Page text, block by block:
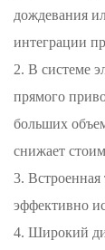
дождевания
интеграции
2. В системе
прямого
больших
снижает
3. Встроенная
эффективно
4. Широкий